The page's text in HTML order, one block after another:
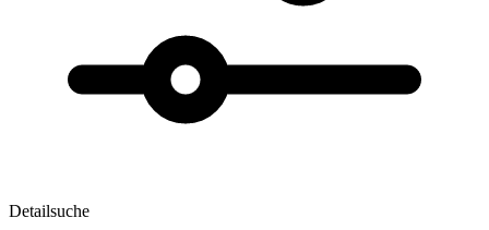
Detailsuche